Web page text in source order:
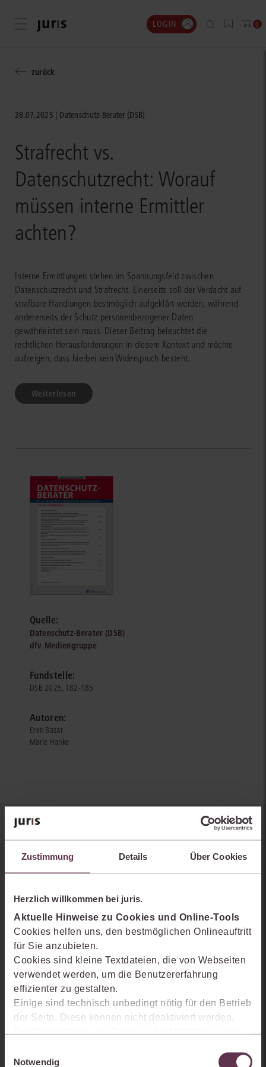
Zustimmung Details Über Cookies
Herzlich willkommen bei juris.
Aktuelle Hinweise zu Cookies und Online-Tools
Cookies helfen uns, den bestmöglichen Onlineauftritt
für Sie anzubieten.
Cookies sind kleine Textdateien, die von Webseiten
verwendet werden, um die Benutzererfahrung
effizienter zu gestalten.
Einige sind technisch unbedingt nötig für den Betrieb
der Seite. Diese können nicht deaktiviert werden.
Der Verwendung von Cookies, die Marketing- oder
Produkte zu optimieren, können Sie zustimmen,
Notwendig
Menü öffnen LOGIN 0
zurück
28.07.2025 Datenschutz-Berater (DSB)
Strafrecht vs.
Datenschutzrecht: Worauf
müssen interne Ermittler
achten?
Interne Ermittlungen stehen im Spannungsfeld zwischen
Datenschutzrecht und Strafrecht. Einerseits soll der Verdacht auf
strafbare Handlungen bestmöglich aufgeklärt werden, während
andererseits der Schutz personenbezogener Daten
gewährleistet sein muss. Dieser Beitrag beleuchtet die
rechtlichen Herausforderungen in diesem Kontext und möchte
aufzeigen, dass hierbei kein Widerspruch besteht.
Weiterlesen
Quelle:
Datenschutz-Berater (DSB)
dfv Mediengruppe
Fundstelle:
DSB 2025, 182-185
Autoren:
Eren Basar
Marie Hanke
Sie kennen juris noch nicht?
Erhalten Sie einen Einblick, wie juris das Rechts- und
Praxiswissensmanagement der Zukunft gestaltet, welche
Arbeitsprozesse einfacher und effizienter werden.